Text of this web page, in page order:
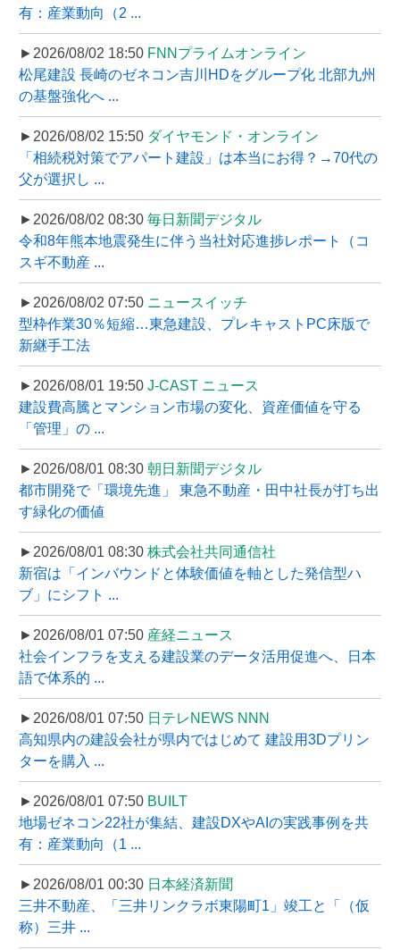
有：産業動向（2 ...
►2026/08/02 18:50 FNNプライムオンライン
松尾建設 長崎のゼネコン吉川HDをグループ化 北部九州
の基盤強化へ ...
►2026/08/02 15:50 ダイヤモンド・オンライン
「相続税対策でアパート建設」は本当にお得？→70代の
父が選択し ...
►2026/08/02 08:30 毎日新聞デジタル
令和8年熊本地震発生に伴う当社対応進捗レポート（コ
スギ不動産 ...
►2026/08/02 07:50 ニュースイッチ
型枠作業30％短縮…東急建設、プレキャストPC床版で
新継手工法
►2026/08/01 19:50 J-CAST ニュース
建設費高騰とマンション市場の変化、資産価値を守る
「管理」の ...
►2026/08/01 08:30 朝日新聞デジタル
都市開発で「環境先進」 東急不動産・田中社長が打ち出
す緑化の価値
►2026/08/01 08:30 株式会社共同通信社
新宿は「インバウンドと体験価値を軸とした発信型ハ
ブ」にシフト ...
►2026/08/01 07:50 産経ニュース
社会インフラを支える建設業のデータ活用促進へ、日本
語で体系的 ...
►2026/08/01 07:50 日テレNEWS NNN
高知県内の建設会社が県内ではじめて 建設用3Dプリン
ターを購入 ...
►2026/08/01 07:50 BUILT
地場ゼネコン22社が集結、建設DXやAIの実践事例を共
有：産業動向（1 ...
►2026/08/01 00:30 日本経済新聞
三井不動産、「三井リンクラボ東陽町1」竣工と「（仮
称）三井 ...